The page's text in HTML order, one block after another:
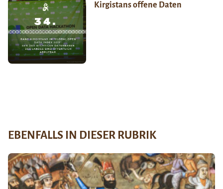
Kirgistans offene Daten
EBENFALLS IN DIESER RUBRIK